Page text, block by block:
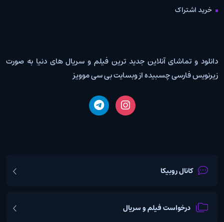
خرید اشتراک
دانلود و تماشای آنلاین جدید ترین فیلم و سریال های دنیا به صورت
زیرنویس فارسی چسبیده از وبسایت بی سی موویز
کانال روبیکا
درخواست فیلم و سریال